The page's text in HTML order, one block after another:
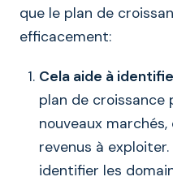
que le plan de
efficacement:
Cela aide à
plan de
nouveaux
revenus à
identifier les